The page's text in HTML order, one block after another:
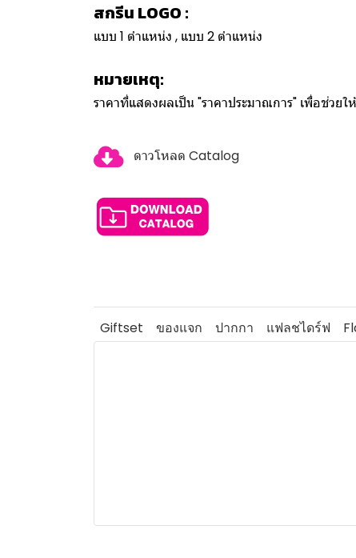
สกรีน LOGO :
แบบ 1 ตำแหน่ง , แบบ 2 ตำแหน่ง
หมายเหตุ:
ราคาที่แสดงผลเป็น "ราคาประมาณการ" เพื่อช่ว
ดาวโหลด Catalog
Giftset ของแจก ปากกา แฟลชไดร์ฟ